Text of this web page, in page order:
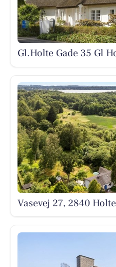
Gl.Holte Gade 35 Gl
Vasevej 27, 2840 Holte